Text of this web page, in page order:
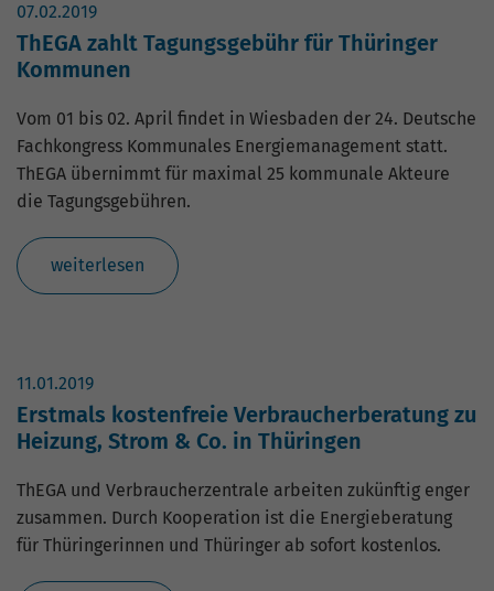
07.02.2019
ThEGA zahlt Tagungsgebühr für Thüringer
Kommunen
Vom 01 bis 02. April findet in Wiesbaden der 24. Deutsche
Fachkongress Kommunales Energiemanagement statt.
ThEGA übernimmt für maximal 25 kommunale Akteure
die Tagungsgebühren.
weiterlesen
11.01.2019
Erstmals kostenfreie Verbraucherberatung zu
Heizung, Strom & Co. in Thüringen
ThEGA und Verbraucherzentrale arbeiten zukünftig enger
zusammen. Durch Kooperation ist die Energieberatung
für Thüringerinnen und Thüringer ab sofort kostenlos.